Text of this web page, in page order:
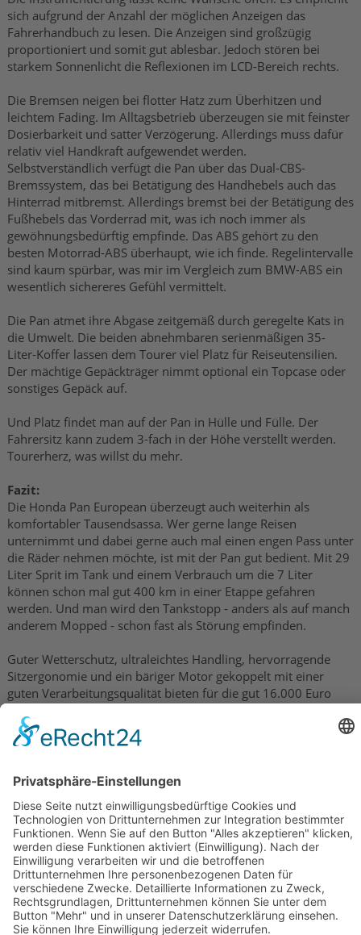
sich aufgrund der Anzahl der möglichen Anzeigen das
Fahrerhandbuch zu lesen. Die Anzeigen sind großzügig
proportioniert und somit gut ablesbar. Jedoch stören bei
starkem Sonnenlicht die Reflexionen im LCD-Bereich rechts.
Die Bremsen neigen bei flotter Hatz zum Überhitzen und
leichtem Fading. Im Alltagsbetrieb überzeugen sie mit feinster
Dosierbarkeit und satter Verzögerung. Allerdings muss dafür
relativ viel Handkraft aufgewendet werden.
Selbstverständlich verfügt die Pan über das Dual-CBS-
Bremssystem, das bei Betätigung des Handhebels auch das
Hinterrad mitbremst. Allerdings bremst bei der Betätigung des
Fußhebels das Vorderrad mit, was ich noch immer als
gewöhnungsbedürftig empfinde. Das ABS gehört zu den
besten Motorrad-ABS überhaupt, wie ich finde. Regelintervalle
sind kaum spürbar, was mir im Vergleich zum BMW-ABS ein
wesentlich sichereres Gefühl vermittelt.
Die Pan atmet ihre Abgase zeitgemäß durch geregelte Kats in
die Umwelt. Die beiden abnehmbaren serienmäßigen 35-
Liter-Koffer lassen dem Tourer viel Platz für Reiseutensilien.
Der mächtige Gepäckträger nimmt optional ein Topcase oder
sonstiges Gepäck auf.
Und Platz findet man auf der Pan in Hülle und Fülle. Der
Fahrersitz kann zudem 3-fach in der Höhe verstellt werden.
Tourerherz, was willst du mehr.
Fazit:
Die Honda Pan European überzeugt auch weiterhin als
komfortabler Tausendsassa. Wer gerne lange Reisen
unternimmt und dabei gerne auch mal einen engen Pass unter
die Räder nehmen möchte, ist mit der Pan gut bedient. Mit 29
Liter Sprit im Tank und einem Verbrauch um die 7 Liter
können schon mal gut 400 km in einer Etappe gefahren
werden. Und man wird den Tankstopp - anders als auf manch
anderem Mopped - schon fast als Störung empfinden.
Guter Wetterschutz, ultraleichtes Handling, hervorragende
Sitzergonomie und ein bäriger Motor gekoppelt mit einer
guten Verarbeitungsqualität bieten für die gut 16.000 Euro
Pendelproblem nicht komplett von Honda gelöst werden
konnte.
bremse_pan_st13_04
instr_pan_st13_04 revo_pan_st13_04
schr_01_pan_st13_04 schr_02_pan_st13_04
tot_grosz_pan_st13_04 tot_hili_pan_st13_04
tot_sel_pan_st13_04 tot_vore_pan_st13_04